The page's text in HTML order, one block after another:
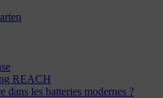
REACH
dans les batteries modernes ?